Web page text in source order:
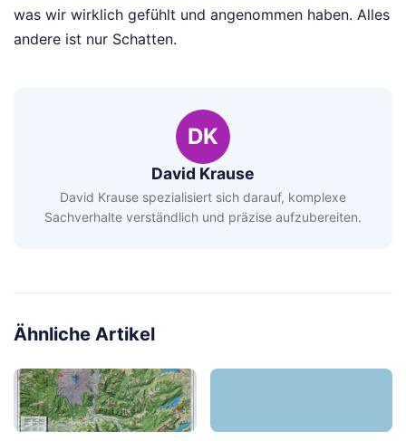
was wir wirklich gefühlt und angenommen haben. Alles
andere ist nur Schatten.
DK
David Krause
David Krause spezialisiert sich darauf, komplexe
Sachverhalte verständlich und präzise aufzubereiten.
Ähnliche Artikel